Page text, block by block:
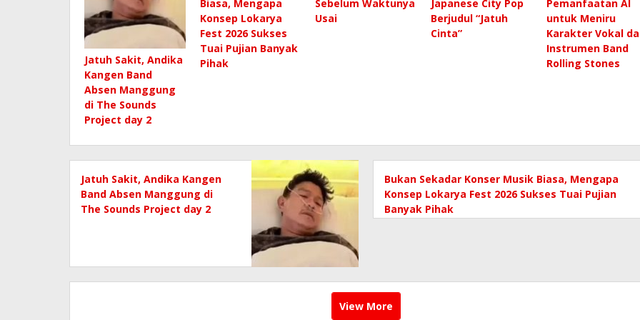
Jatuh Sakit, Andika
Kangen Band
Absen Manggung
di The Sounds
Project day 2
Biasa, Mengapa
Konsep Lokarya
Fest 2026 Sukses
Tuai Pujian Banyak
Pihak
Sebelum Waktunya
Usai
Japanese City Pop
Berjudul “Jatuh
Cinta”
Pemanfaatan AI
untuk Meniru
Karakter Vokal
Instrumen Band
Rolling Stones
Jatuh Sakit, Andika Kangen
Band Absen Manggung di
The Sounds Project day 2
Bukan Sekadar Konser Musik Biasa, Mengapa
Konsep Lokarya Fest 2026 Sukses Tuai Pujian
Banyak Pihak
View More